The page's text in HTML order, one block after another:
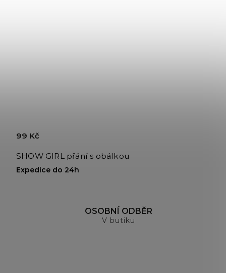
SHOW GIRL přání s obálkou
Expedice do 24h
99 Kč
OSOBNÍ ODBĚR
V butiku